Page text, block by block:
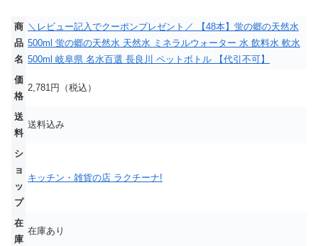
商
品
名
＼レビュー記入でクーポンプレゼント／ 【48本】蛍の郷の天然水
500ml 蛍の郷の天然水 天然水 ミネラルウォーター 水 飲料水 軟水
500ml 岐阜県 名水百選 長良川 ペットボトル 【代引不可】
価
格
2,781円（税込）
送
料
送料込み
シ
ョ
ッ
プ
キッチン・雑貨の店 ラクチーナ!
在
庫
在庫あり